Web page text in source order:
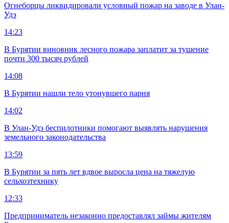
Огнеборцы ликвидировали условный пожар на заводе в Улан-
Удэ
14:23
В Бурятии виновник лесного пожара заплатит за тушение
почти 300 тысяч рублей
14:08
В Бурятии нашли тело утонувшего парня
14:02
В Улан-Удэ беспилотники помогают выявлять нарушения
земельного законодательства
13:59
В Бурятии за пять лет вдвое выросла цена на тяжелую
сельхозтехнику
12:33
Предприниматель незаконно предоставлял займы жителям